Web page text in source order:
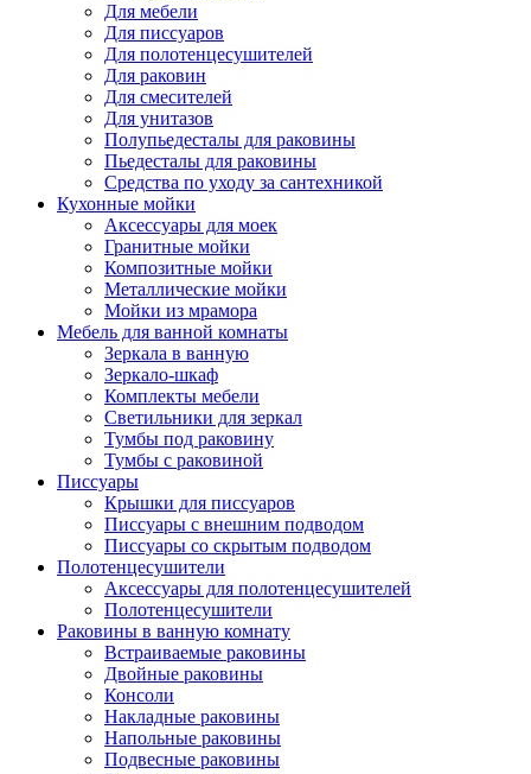
Для мебели
Для писсуаров
Для полотенцесушителей
Для раковин
Для смесителей
Для унитазов
Полупьедесталы для раковины
Пьедесталы для раковины
Средства по уходу за сантехникой
Кухонные мойки
Аксессуары для моек
Гранитные мойки
Композитные мойки
Металлические мойки
Мойки из мрамора
Мебель для ванной комнаты
Зеркала в ванную
Зеркало-шкаф
Комплекты мебели
Светильники для зеркал
Тумбы под раковину
Тумбы с раковиной
Писсуары
Крышки для писсуаров
Писсуары с внешним подводом
Писсуары со скрытым подводом
Полотенцесушители
Аксессуары для полотенцесушителей
Полотенцесушители
Раковины в ванную комнату
Встраиваемые раковины
Двойные раковины
Консоли
Накладные раковины
Напольные раковины
Подвесные раковины